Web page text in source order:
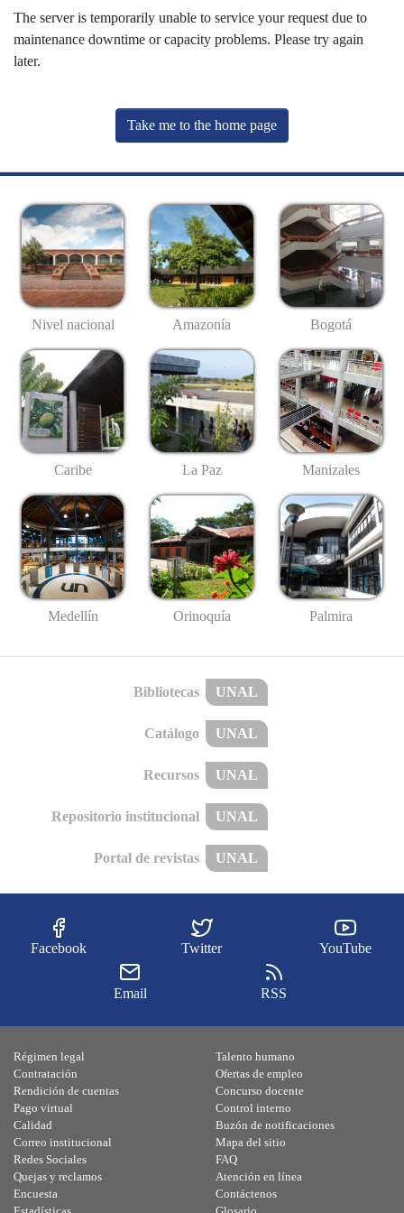
The server is temporarily unable to service your request due to
maintenance downtime or capacity problems. Please try again
later.
Take me to the home page
Nivel nacional Amazonía Bogotá
Caribe La Paz Manizales
Medellín Orinoquía Palmira
Bibliotecas UNAL
Catálogo UNAL
Recursos UNAL
Repositorio institucional UNAL
Portal de revistas UNAL
Facebook Twitter YouTube
Email RSS
Régimen legal
Contratación
Rendición de cuentas
Pago virtual
Calidad
Talento humano
Ofertas de empleo
Concurso docente
Control interno
Buzón de notificaciones
Correo institucional
Redes Sociales
Quejas y reclamos
Encuesta
Mapa del sitio
FAQ
Atención en línea
Contáctenos